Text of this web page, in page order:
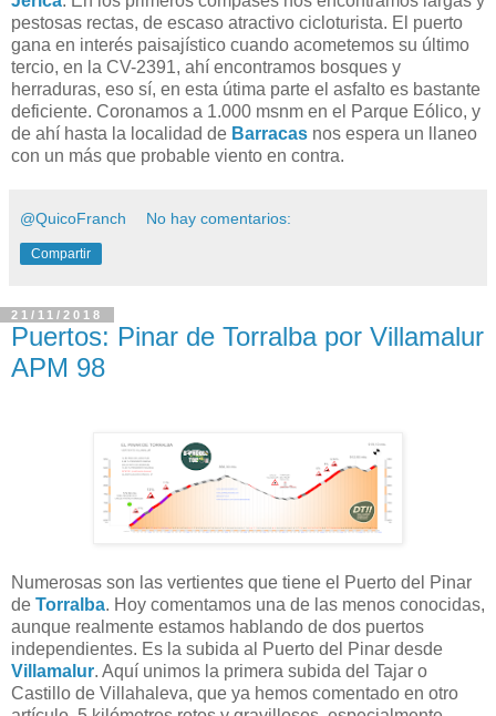
pestosas rectas, de escaso atractivo cicloturista. El puerto
gana en interés paisajístico cuando acometemos su último
tercio, en la CV-2391, ahí encontramos bosques y
herraduras, eso sí, en esta útima parte el asfalto es bastante
deficiente. Coronamos a 1.000 msnm en el Parque Eólico, y
de ahí hasta la localidad de Barracas nos espera un llaneo
con un más que probable viento en contra.
@QuicoFranch No hay comentarios:
Compartir
21/11/2018
Puertos: Pinar de Torralba por Villamalur
APM 98
Numerosas son las vertientes que tiene el Puerto del Pinar
de Torralba. Hoy comentamos una de las menos conocidas,
aunque realmente estamos hablando de dos puertos
independientes. Es la subida al Puerto del Pinar desde
Villamalur. Aquí unimos la primera subida del Tajar o
Castillo de Villahaleva, que ya hemos comentado en otro